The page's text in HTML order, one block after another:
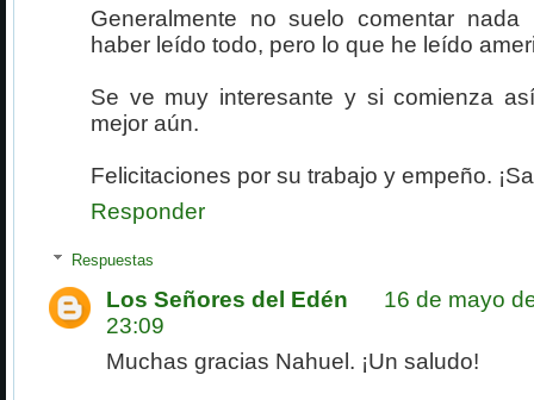
Generalmente no suelo comentar nada
haber leído todo, pero lo que he leído
Se ve muy interesante y si comienza
mejor aún.
Felicitaciones por su trabajo y empeño.
Responder
Respuestas
Los Señores del Edén
16 de mayo
23:09
Muchas gracias Nahuel. ¡Un saludo!